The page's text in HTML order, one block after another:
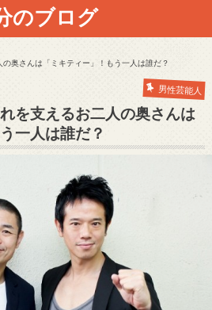
のブログ
奥さんは「ミキティー」！もう一人は誰だ？
男性芸能人
を支えるお二人の奥さんは
一人は誰だ？